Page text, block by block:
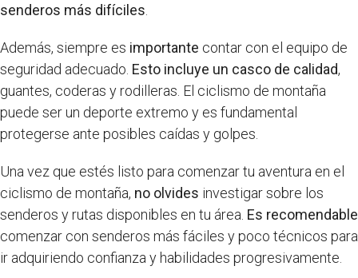
senderos más difíciles
Además, siempre es importante contar con el equipo de
seguridad adecuado. Esto incluye un casco de calidad,
guantes, coderas y rodilleras. El ciclismo de montaña
puede ser un deporte extremo y es fundamental
protegerse ante posibles caídas y golpes.
Una vez que estés listo para comenzar tu aventura en el
ciclismo de montaña, no olvides investigar sobre los
senderos y rutas disponibles en tu área. Es recomendable
comenzar con senderos más fáciles y poco técnicos para
ir adquiriendo confianza y habilidades progresivamente.